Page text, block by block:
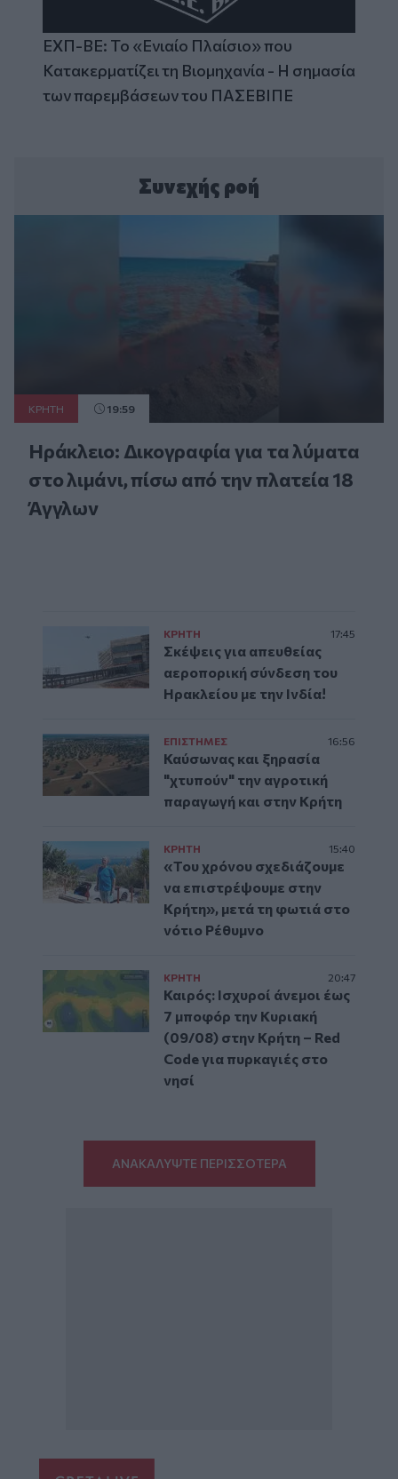
ΕΧΠ-ΒΕ: Το «Ενιαίο Πλαίσιο» που
Κατακερματίζει τη Βιομηχανία - Η σημασία
των παρεμβάσεων του ΠΑΣΕΒΙΠΕ
Συνεχής ροή
ΚΡΗΤΗ 19:59
Ηράκλειο: Δικογραφία για τα λύματα
στο λιμάνι, πίσω από την πλατεία 18
Άγγλων
ΚΡΗΤΗ 17:45
Σκέψεις για απευθείας
αεροπορική σύνδεση του
Ηρακλείου με την Ινδία!
ΕΠΙΣΤΗΜΕΣ 16:56
Καύσωνας και ξηρασία
"χτυπούν" την αγροτική
παραγωγή και στην Κρήτη
ΚΡΗΤΗ 15:40
«Του χρόνου σχεδιάζουμε
να επιστρέψουμε στην
Κρήτη», μετά τη φωτιά στο
νότιο Ρέθυμνο
ΚΡΗΤΗ 20:47
Καιρός: Ισχυροί άνεμοι έως
7 μποφόρ την Κυριακή
(09/08) στην Κρήτη – Red
Code για πυρκαγιές στο
νησί
ΑΝΑΚΑΛΥΨΤΕ ΠΕΡΙΣΣΟΤΕΡΑ